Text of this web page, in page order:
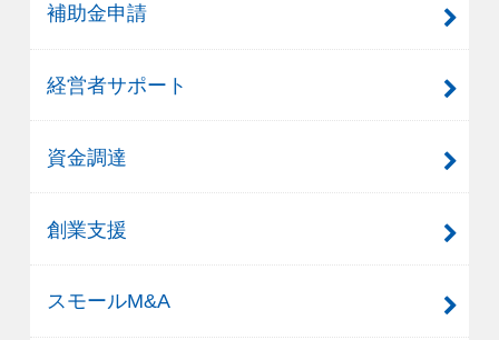
補助金申請
経営者サポート
資金調達
創業支援
スモールM&A